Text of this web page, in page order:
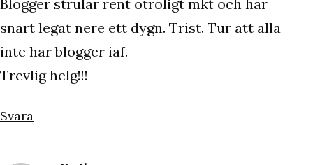
Blogger strular rent otroligt mkt och har
snart legat nere ett dygn. Trist. Tur att alla
inte har blogger iaf.
Trevlig helg!!!
Svara